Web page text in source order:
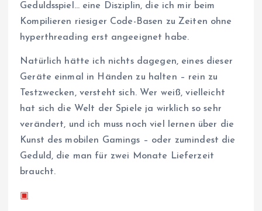
Geduldsspiel… eine Disziplin, die ich mir beim
Kompilieren riesiger Code-Basen zu Zeiten ohne
hyperthreading erst angeeignet habe.
Natürlich hätte ich nichts dagegen, eines dieser
Geräte einmal in Händen zu halten – rein zu
Testzwecken, versteht sich. Wer weiß, vielleicht
hat sich die Welt der Spiele ja wirklich so sehr
verändert, und ich muss noch viel lernen über die
Kunst des mobilen Gamings – oder zumindest die
Geduld, die man für zwei Monate Lieferzeit
braucht.
▣